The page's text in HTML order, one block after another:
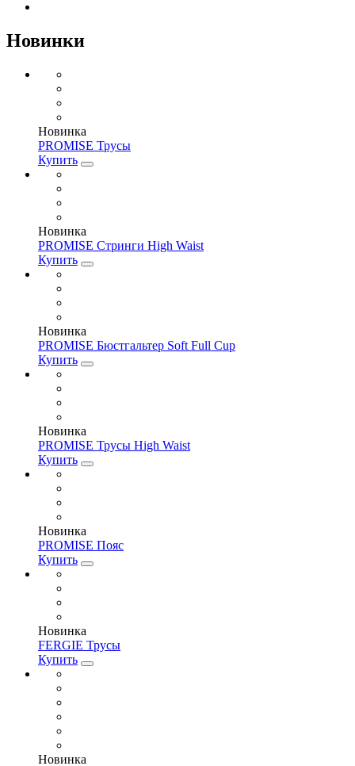
Новинки
Новинка
PROMISE Трусы
Купить
Новинка
PROMISE Стринги High Waist
Купить
Новинка
PROMISE Бюстгальтер Soft Full Cup
Купить
Новинка
PROMISE Трусы High Waist
Купить
Новинка
PROMISE Пояс
Купить
Новинка
FERGIE Трусы
Купить
Новинка